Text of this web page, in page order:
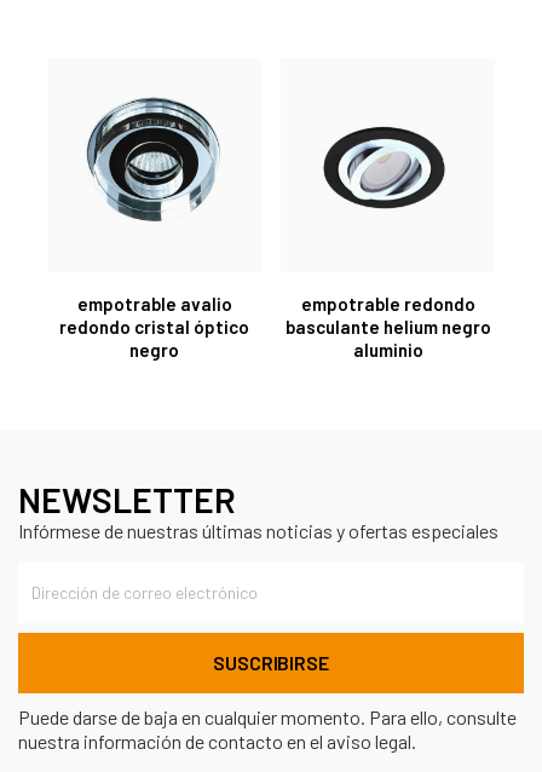
empotrable avalio
redondo cristal óptico
negro
empotrable redondo
basculante helium negro
aluminio
NEWSLETTER
Infórmese de nuestras últimas noticias y ofertas especiales
Puede darse de baja en cualquier momento. Para ello, consulte
nuestra información de contacto en el aviso legal.